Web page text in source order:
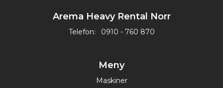
Arema Heavy Rental Norr
Telefon: 0910 - 760 870
Meny
Maskiner